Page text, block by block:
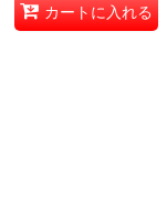
カートに入れる